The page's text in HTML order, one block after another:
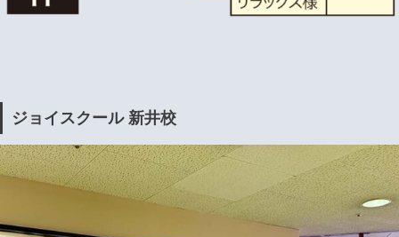
ジョイスクール 新井校